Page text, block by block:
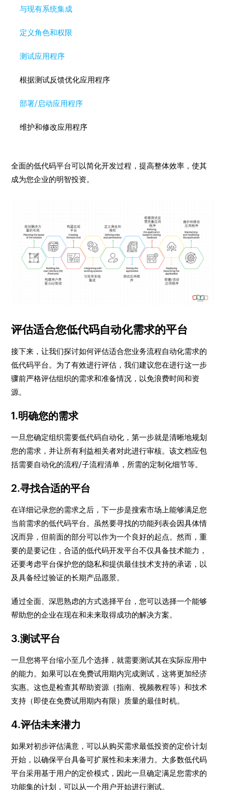
与现有系统集成
定义角色和权限
测试应用程序
根据测试反馈优化应用程序
部署/启动应用程序
维护和修改应用程序
全面的低代码平台可以简化开发过程，提高整体效率，使其
成为您企业的明智投资。
评估适合您低代码自动化需求的平台
接下来，让我们探讨如何评估适合您业务流程自动化需求的
低代码平台。为了有效进行评估，我们建议您在进行这一步
骤前严格评估组织的需求和准备情况，以免浪费时间和资
源。
1.明确您的需求
一旦您确定组织需要低代码自动化，第一步就是清晰地规划
您的需求，并让所有利益相关者对此进行审核。该文档应包
括需要自动化的流程/子流程清单，所需的定制化细节等。
2.寻找合适的平台
在详细记录您的需求之后，下一步是搜索市场上能够满足您
当前需求的低代码平台。虽然要寻找的功能列表会因具体情
况而异，但前面的部分可以作为一个良好的起点。然而，重
要的是要记住，合适的低代码开发平台不仅具备技术能力，
还要考虑平台保护您的隐私和提供最佳技术支持的承诺，以
及具备经过验证的长期产品愿景。
通过全面、深思熟虑的方式选择平台，您可以选择一个能够
帮助您的企业在现在和未来取得成功的解决方案。
3.测试平台
一旦您将平台缩小至几个选择，就需要测试其在实际应用中
的能力。如果可以在免费试用期内完成测试，这将更加经济
实惠。这也是检查其帮助资源（指南、视频教程等）和技术
支持（即使在免费试用期内有限）质量的最佳时机。
4.评估未来潜力
如果对初步评估满意，可以从购买需求最低投资的定价计划
开始，以确保平台具备可扩展性和未来潜力。大多数低代码
平台采用基于用户的定价模式，因此一旦确定满足您需求的
功能集的计划，可以从一个用户开始进行测试。